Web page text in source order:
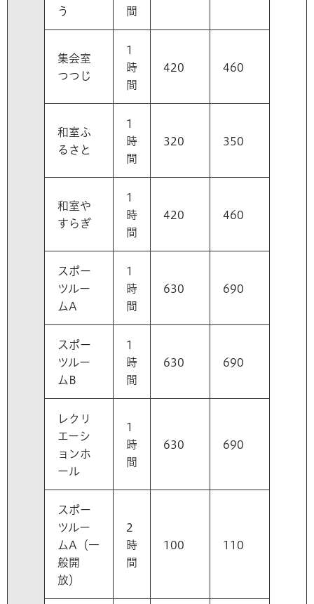
う
間
集会室
つつじ
1
時
間
420 460
和室ふ
るさと
1
時
間
320 350
和室や
すらぎ
1
時
間
420 460
スポー
ツルー
ムA
1
時
間
630 690
スポー
ツルー
ムB
1
時
間
630 690
レクリ
エーシ
ョンホ
ール
1
時
間
630 690
スポー
ツルー
ムA（一
般開
放）
2
時
間
100 110